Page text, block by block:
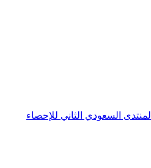
المنتدى السعودي الثاني للإحصاء